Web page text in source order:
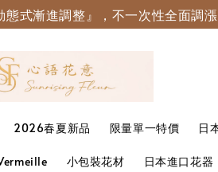
漸進調整』，不一次性全面調
2026春夏新品 限量單一特價 日
小包裝花材 日本進口花器